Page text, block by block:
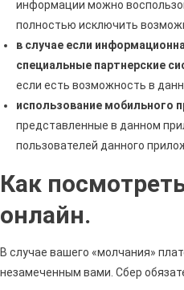
информации можно
полностью исключить
в случае если
специальные партнерские
если есть возможность в
использование мобильного
представленные в данном
пользователей данного
Как
онлайн.
В случае вашего «молчания»
незамеченным вами. Сбер